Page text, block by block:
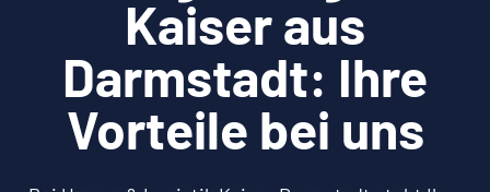
Kaiser aus
Darmstadt: Ihre
Vorteile bei uns